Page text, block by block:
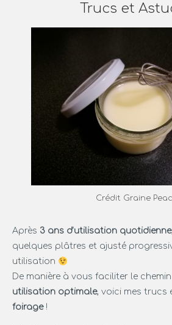
Trucs et
Crédit Graine
Après 3 ans d’utilisation quotidienne
quelques plâtres et ajusté
utilisation
De manière à vous faciliter le
utilisation optimale, voici mes trucs
foirage!